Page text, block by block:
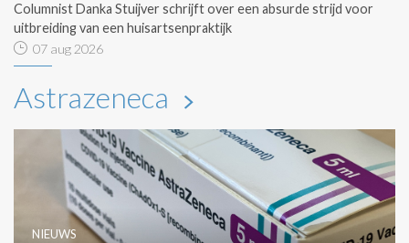
Columnist Danka Stuijver schrijft over een absurde strijd voor
uitbreiding van een huisartsenpraktijk
07 aug 2026
Astrazeneca
NIEUWS